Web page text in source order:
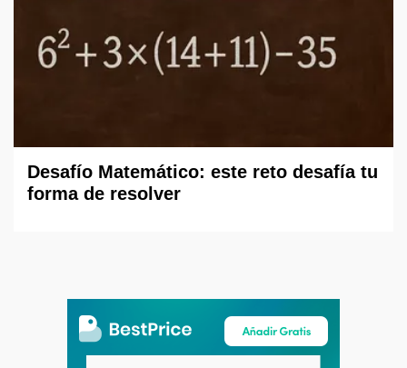
Desafío Matemático: este reto desafía tu
forma de resolver